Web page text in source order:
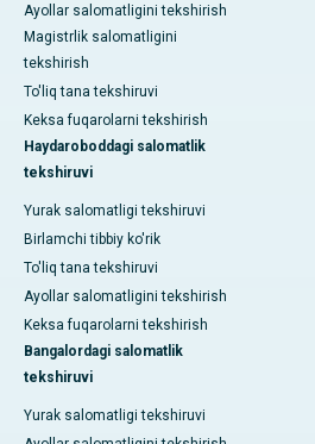
Ayollar salomatligini tekshirish
Magistrlik salomatligini
tekshirish
To'liq tana tekshiruvi
Keksa fuqarolarni tekshirish
Haydaroboddagi salomatlik
tekshiruvi
Yurak salomatligi tekshiruvi
Birlamchi tibbiy ko'rik
To'liq tana tekshiruvi
Ayollar salomatligini tekshirish
Keksa fuqarolarni tekshirish
Bangalordagi salomatlik
tekshiruvi
Yurak salomatligi tekshiruvi